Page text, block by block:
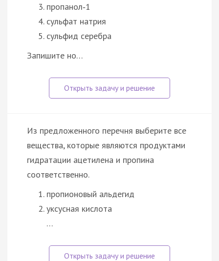
пропанол‑1
сульфат натрия
сульфид серебра
Запишите но…
Из предложенного перечня выберите все
вещества, которые являются продуктами
гидратации ацетилена и пропина
соответственно.
пропионовый альдегид
уксусная кислота
…